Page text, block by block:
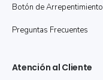
Botón de Arrepentimiento
Preguntas Frecuentes
Atención al Cliente